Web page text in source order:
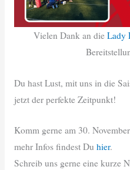
Vielen Dank an die Lady
Du hast Lust, mit uns in die
jetzt der perfekte Zeitpunkt!
Komm gerne am 30.
mehr Infos findest Du hier.
Schreib uns gerne eine kurze